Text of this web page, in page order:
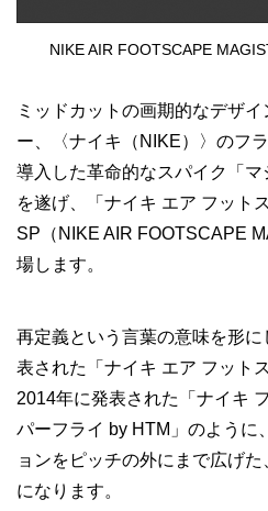
NIKE AIR FOOTSCAPE
ミッドカットの画期的なデザ
ー、〈ナイキ（NIKE）〉のフ
導入した革命的なスパイク「
を遂げ、「ナイキ エア フット
SP（NIKE AIR FOOTSCAPE
場します。
再定義という言葉の意味を形
表された「ナイキ エア フット
2014年に発表された「ナイキ
パーフライ by HTM」のように
ョンをピッチの外にまで広げ
になります。